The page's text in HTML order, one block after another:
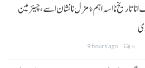
انا تاریخ نا اسہ اہم ءُ مزل نا نشان اسے، چیئرمین
9 hours ago 0